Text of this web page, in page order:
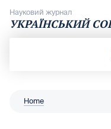
Науковий журнал
УКРАЇНСЬКИЙ
Home